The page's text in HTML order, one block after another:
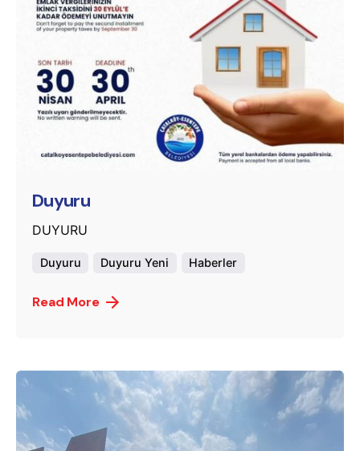
murat.sozuak
Duyuru
DUYURU
Duyuru Duyuru Yeni Haberler
Read More